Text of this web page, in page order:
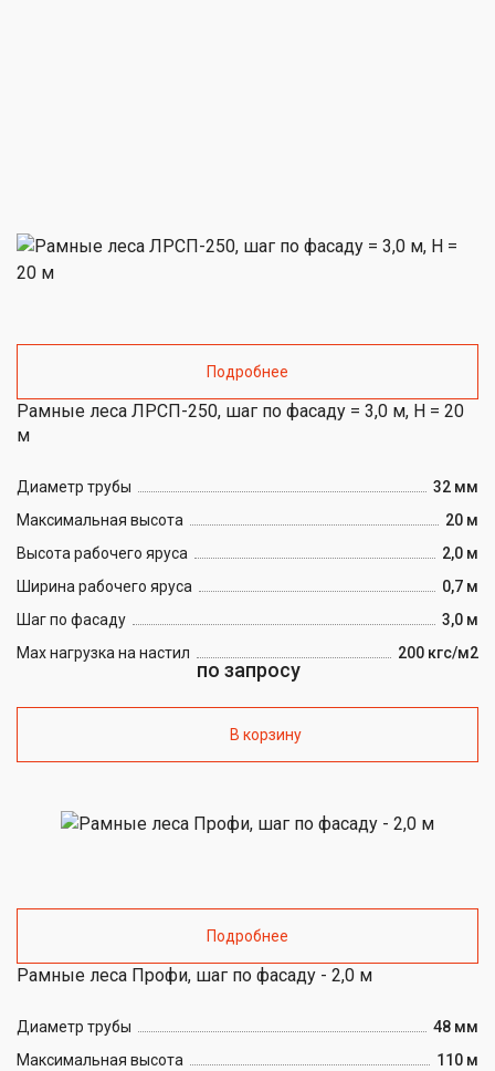
Подробнее
Рамные леса ЛРСП-250, шаг по фасаду = 3,0 м, H = 20
м
Диаметр трубы
32 мм
Максимальная высота
20 м
Высота рабочего яруса
2,0 м
Ширина рабочего яруса
0,7 м
Шаг по фасаду
3,0 м
Max нагрузка на настил
200 кгс/м2
по запросу
В корзину
Подробнее
Рамные леса Профи, шаг по фасаду - 2,0 м
Диаметр трубы
48 мм
Максимальная высота
110 м